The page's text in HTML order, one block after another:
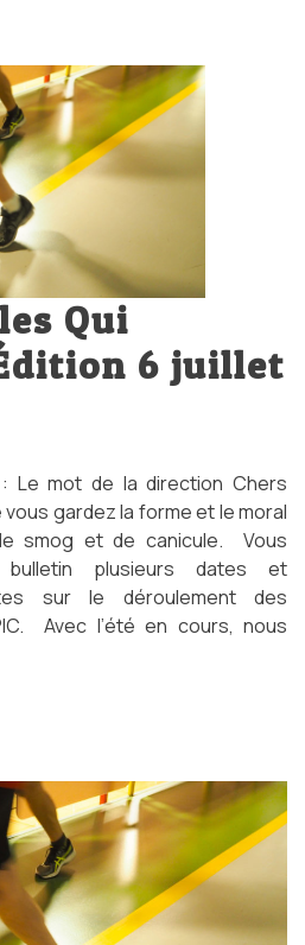
Qui
6 juillet
Le mot de la direction Chers
gardez la forme et le moral
smog et de canicule. Vous
plusieurs dates et
sur le déroulement des
Avec l’été en cours, nous